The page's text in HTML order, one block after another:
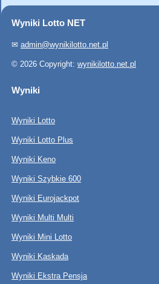
Wyniki Lotto NET
✉ admin@wynikilotto.net.pl
© 2026 Copyright: wynikilotto.net.pl
Wyniki
Wyniki Lotto
Wyniki Lotto Plus
Wyniki Keno
Wyniki Szybkie 600
Wyniki Eurojackpot
Wyniki Multi Multi
Wyniki Mini Lotto
Wyniki Kaskada
Wyniki Ekstra Pensja